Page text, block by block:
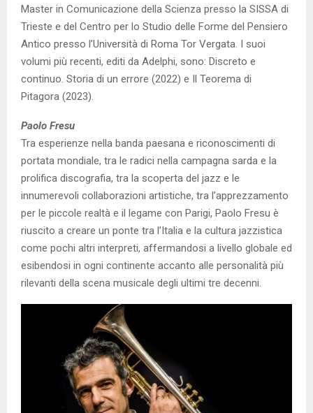
Master in Comunicazione della Scienza presso la SISSA di
Trieste e del Centro per lo Studio delle Forme del Pensiero
Antico presso l’Università di Roma Tor Vergata. I suoi
volumi più recenti, editi da Adelphi, sono: Discreto e
continuo. Storia di un errore (2022) e Il Teorema di
Pitagora (2023).
Paolo Fresu
Tra esperienze nella banda paesana e riconoscimenti di
portata mondiale, tra le radici nella campagna sarda e la
prolifica discografia, tra la scoperta del jazz e le
innumerevoli collaborazioni artistiche, tra l’apprezzamento
per le piccole realtà e il legame con Parigi, Paolo Fresu è
riuscito a creare un ponte tra l’Italia e la cultura jazzistica
come pochi altri interpreti, affermandosi a livello globale ed
esibendosi in ogni continente accanto alle personalità più
rilevanti della scena musicale degli ultimi tre decenni.